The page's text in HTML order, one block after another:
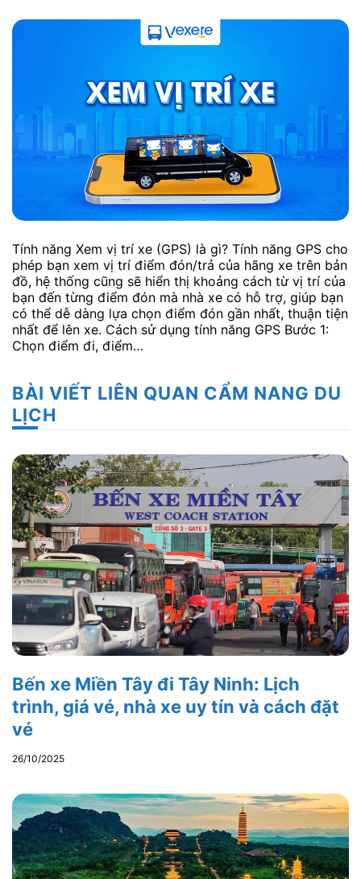
Tính năng Xem vị trí xe (GPS) là gì? Tính năng GPS cho
phép bạn xem vị trí điểm đón/trả của hãng xe trên bản
đồ, hệ thống cũng sẽ hiển thị khoảng cách từ vị trí của
bạn đến từng điểm đón mà nhà xe có hỗ trợ, giúp bạn
có thể dễ dàng lựa chọn điểm đón gần nhất, thuận tiện
nhất để lên xe. Cách sử dụng tính năng GPS Bước 1:
Chọn điểm đi, điểm…
BÀI VIẾT LIÊN QUAN CẨM NANG DU
LỊCH
Bến xe Miền Tây đi Tây Ninh: Lịch
trình, giá vé, nhà xe uy tín và cách đặt
vé
26/10/2025